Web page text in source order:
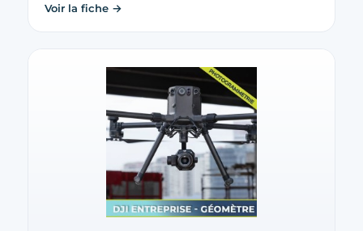
Voir la fiche →